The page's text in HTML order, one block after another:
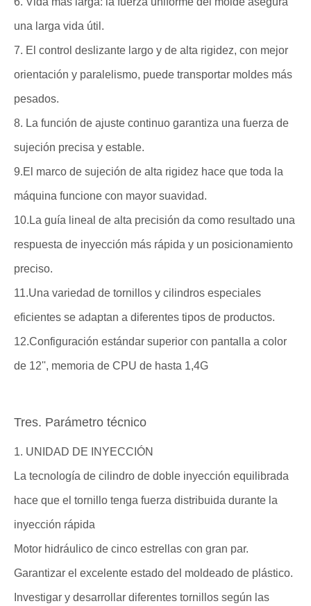
una larga vida útil.
7. El control deslizante largo y de alta rigidez, con mejor
orientación y paralelismo, puede transportar moldes más
pesados.
8. La función de ajuste continuo garantiza una fuerza de
sujeción precisa y estable.
9.El marco de sujeción de alta rigidez hace que toda la
máquina funcione con mayor suavidad.
10.La guía lineal de alta precisión da como resultado una
respuesta de inyección más rápida y un posicionamiento
preciso.
11.Una variedad de tornillos y cilindros especiales
eficientes se adaptan a diferentes tipos de productos.
12.Configuración estándar superior con pantalla a color
de 12'', memoria de CPU de hasta 1,4G
Tres. Parámetro técnico
1. UNIDAD DE INYECCIÓN
La tecnología de cilindro de doble inyección equilibrada
hace que el tornillo tenga fuerza distribuida durante la
inyección rápida
Motor hidráulico de cinco estrellas con gran par.
Garantizar el excelente estado del moldeado de plástico.
Investigar y desarrollar diferentes tornillos según las